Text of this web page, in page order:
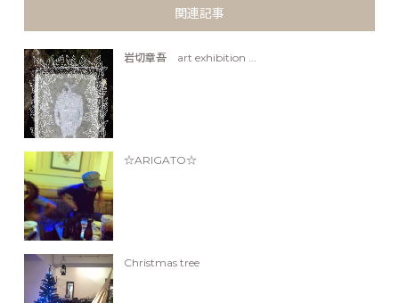
関連記事
岩切章吾 art exhibition ...
☆ARIGATO☆
Christmas tree